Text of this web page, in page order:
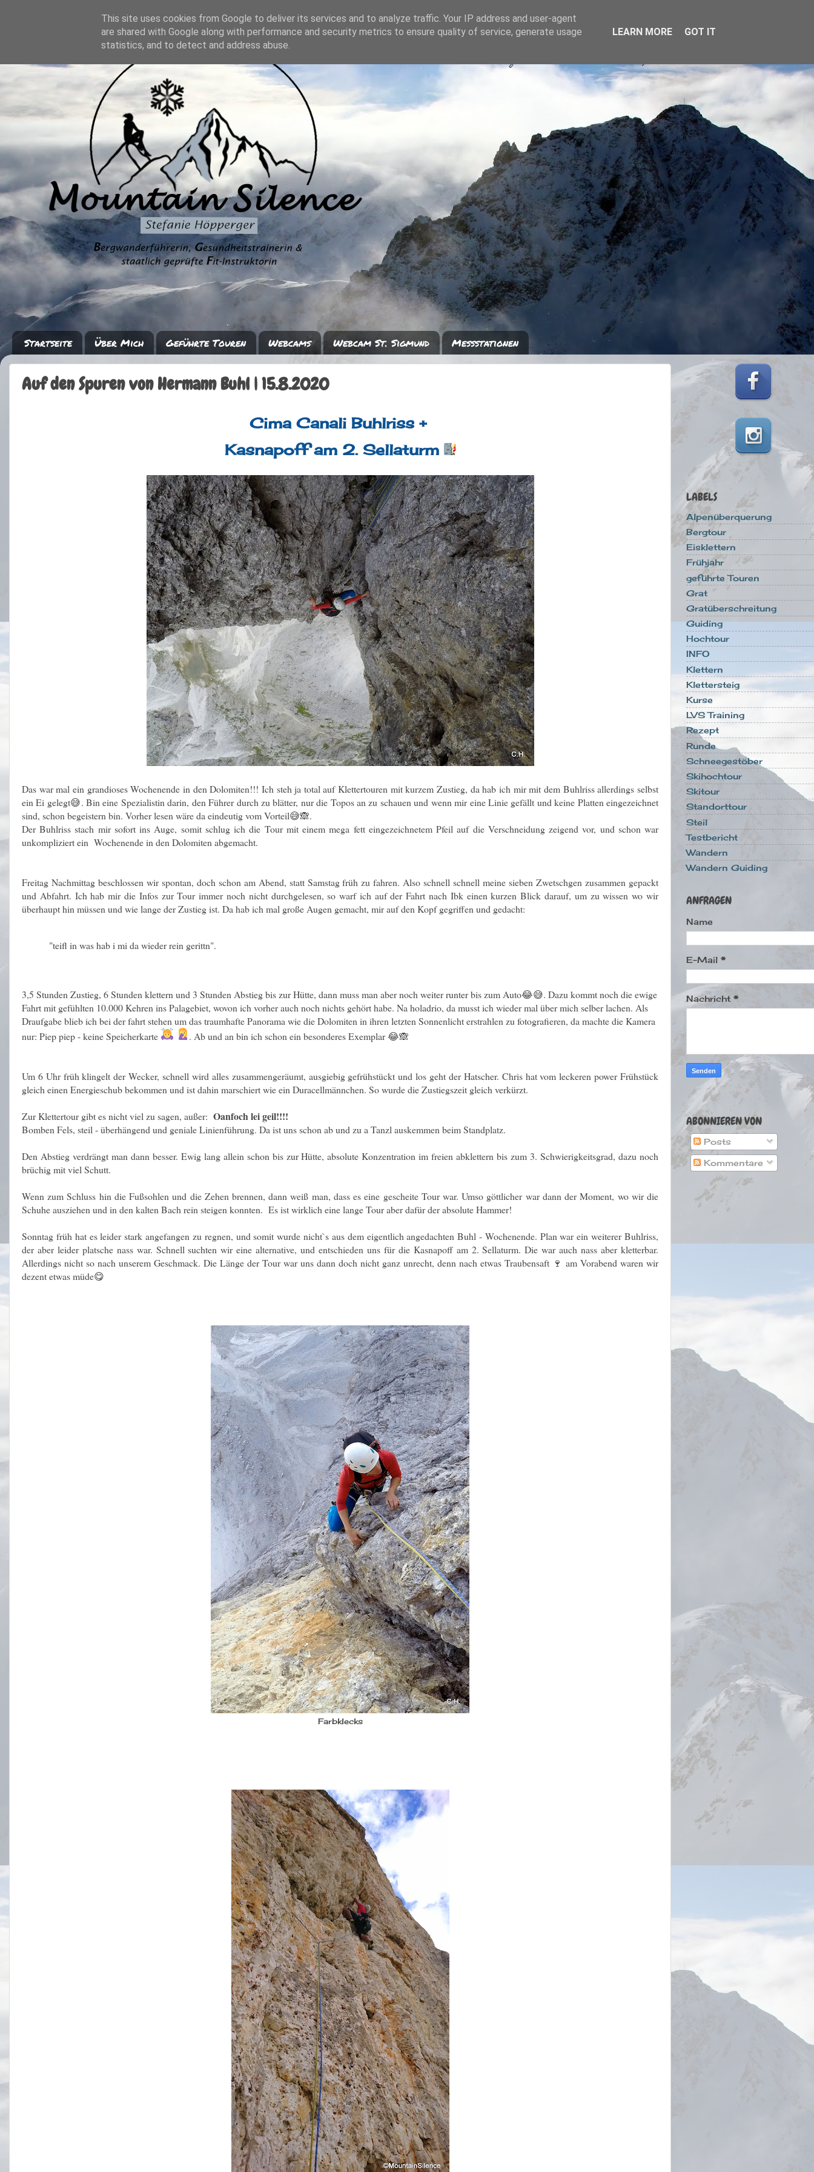
Startseite Über Mich Geführte Touren Webcams Webcam St. Sigmund Messstationen
Auf den Spuren von Hermann Buhl | 15.8.2020
Cima Canali Buhlriss +
Kasnapoff am 2. Sellaturm
Das war mal ein grandioses Wochenende in den Dolomiten!!! Ich steh ja total auf Klettertouren mit kurzem Zustieg, da hab ich mir mit dem Buhlriss allerdings selbst
ein Ei gelegt😅. Bin eine Spezialistin darin, den Führer durch zu blätter, nur die Topos an zu schauen und wenn mir eine Linie gefällt und keine Platten eingezeichnet
sind, schon begeistern bin. Vorher lesen wäre da eindeutig vom Vorteil😅🙈.
Der Buhlriss stach mir sofort ins Auge, somit schlug ich die Tour mit einem mega fett eingezeichnetem Pfeil auf die Verschneidung zeigend vor, und schon war
unkompliziert ein Wochenende in den Dolomiten abgemacht.
Freitag Nachmittag beschlossen wir spontan, doch schon am Abend, statt Samstag früh zu fahren. Also schnell schnell meine sieben Zwetschgen zusammen gepackt
und Abfahrt. Ich hab mir die Infos zur Tour immer noch nicht durchgelesen, so warf ich auf der Fahrt nach Ibk einen kurzen Blick darauf, um zu wissen wo wir
überhaupt hin müssen und wie lange der Zustieg ist. Da hab ich mal große Augen gemacht, mir auf den Kopf gegriffen und gedacht:
"teifl in was hab i mi da wieder rein gerittn".
3,5 Stunden Zustieg, 6 Stunden klettern und 3 Stunden Abstieg bis zur Hütte, dann muss man aber noch weiter runter bis zum Auto😂😅. Dazu kommt noch die ewige
Fahrt mit gefühlten 10.000 Kehren ins Palagebiet, wovon ich vorher auch noch nichts gehört habe. Na holadrio, da musst ich wieder mal über mich selber lachen. Als
Draufgabe blieb ich bei der fahrt stehen um das traumhafte Panorama wie die Dolomiten in ihren letzten Sonnenlicht erstrahlen zu fotografieren, da machte die Kamera
nur: Piep piep - keine Speicherkarte
. Ab und an bin ich schon ein besonderes Exemplar 😂🙈
Um 6 Uhr früh klingelt der Wecker, schnell wird alles zusammengeräumt, ausgiebig gefrühstückt und los geht der Hatscher. Chris hat vom leckeren power Frühstück
gleich einen Energieschub bekommen und ist dahin marschiert wie ein Duracellmännchen. So wurde die Zustiegszeit gleich verkürzt.
Zur Klettertour gibt es nicht viel zu sagen, außer: Oanfoch lei geil!!!!
Bomben Fels, steil - überhängend und geniale Linienführung. Da ist uns schon ab und zu a Tanzl auskemmen beim Standplatz.
Den Abstieg verdrängt man dann besser. Ewig lang allein schon bis zur Hütte, absolute Konzentration im freien abklettern bis zum 3. Schwierigkeitsgrad, dazu noch
brüchig mit viel Schutt.
Wenn zum Schluss hin die Fußsohlen und die Zehen brennen, dann weiß man, dass es eine gescheite Tour war. Umso göttlicher war dann der Moment, wo wir die
Schuhe ausziehen und in den kalten Bach rein steigen konnten. Es ist wirklich eine lange Tour aber dafür der absolute Hammer!
Sonntag früh hat es leider stark angefangen zu regnen, und somit wurde nicht`s aus dem eigentlich angedachten Buhl - Wochenende. Plan war ein weiterer Buhlriss,
der aber leider platsche nass war. Schnell suchten wir eine alternative, und entschieden uns für die Kasnapoff am 2. Sellaturm. Die war auch nass aber kletterbar.
Allerdings nicht so nach unserem Geschmack. Die Länge der Tour war uns dann doch nicht ganz unrecht, denn nach etwas Traubensaft 🍷 am Vorabend waren wir
dezent etwas müde😋
Farbklecks
LABELS
Alpenüberquerung
Bergtour
Eisklettern
Frühjahr
geführte Touren
Grat
Gratüberschreitung
Guiding
Hochtour
INFO
Klettern
Klettersteig
Kurse
LVS Training
Rezept
Runde
Schneegestöber
Skihochtour
Skitour
Standorttour
Steil
Testbericht
Wandern
Wandern Guiding
ANFRAGEN
Name
E-Mail *
Nachricht *
ABONNIEREN VON
Posts
Kommentare
This site uses cookies from Google to deliver its services and to analyze traffic. Your IP address and user-agent
are shared with Google along with performance and security metrics to ensure quality of service, generate usage
statistics, and to detect and address abuse.
LEARN MORE GOT IT